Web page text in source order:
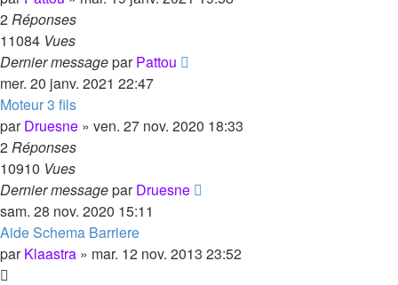
2Réponses
11084 Vues
Dernier messageparPattou
mer. 20 janv. 2021 22:47
Moteur 3 fils
parDruesne » ven. 27 nov. 2020 18:33
2Réponses
10910 Vues
Dernier messageparDruesne
sam. 28 nov. 2020 15:11
Aide Schema Barriere
parKlaastra » mar. 12 nov. 2013 23:52